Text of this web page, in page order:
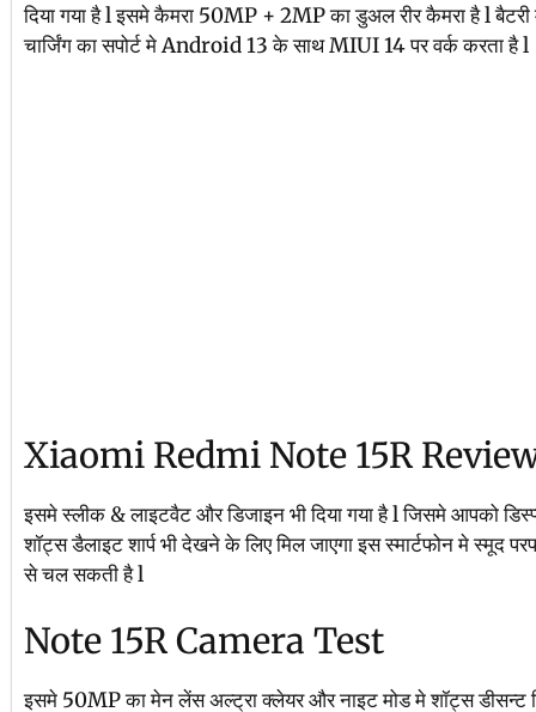
दिया गया है l इसमे कैमरा 50MP + 2MP का डुअल रीर कैमरा है l
चार्जिंग का सपोर्ट मे Android 13 के साथ MIUI 14 पर वर्क करता है l
Xiaomi Redmi Note 15R
इसमे स्लीक & लाइटवैट और डिजाइन भी दिया गया है l जिसमे आपको
शॉट्स डैलाइट शार्प भी देखने के लिए मिल जाएगा इस स्मार्टफोन मे स्मूद
से चल सकती है l
Note 15R Camera Test
इसमे 50MP का मेन लेंस अल्ट्रा क्लेयर और नाइट मोड मे शॉट्स डीसन्ट